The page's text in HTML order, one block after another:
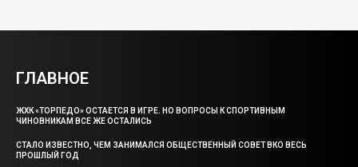
ГЛАВНОЕ
ЖХК «ТОРПЕДО» ОСТАЕТСЯ В ИГРЕ. НО ВОПРОСЫ К СПОРТИВНЫМ
ЧИНОВНИКАМ ВСЕ ЖЕ ОСТАЛИСЬ
СТАЛО ИЗВЕСТНО, ЧЕМ ЗАНИМАЛСЯ ОБЩЕСТВЕННЫЙ СОВЕТ ВКО ВЕСЬ
ПРОШЛЫЙ ГОД